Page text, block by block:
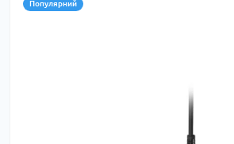
Популярний